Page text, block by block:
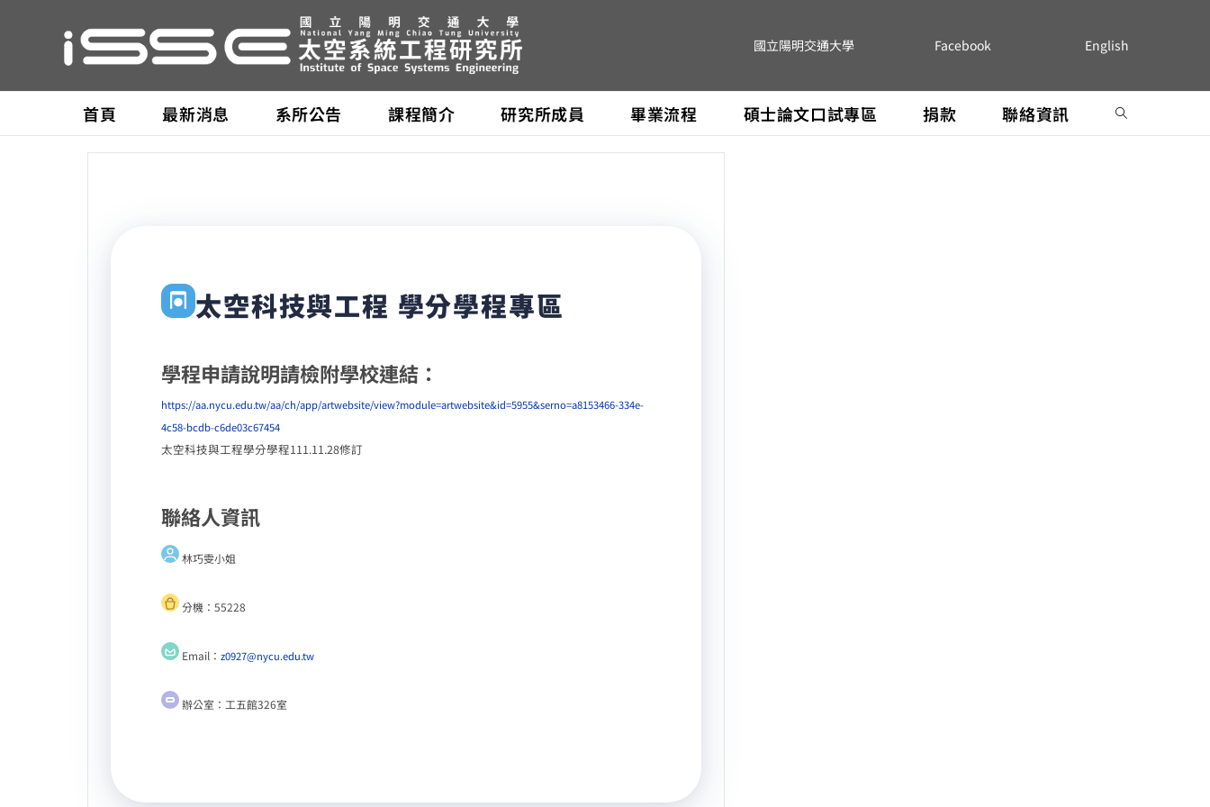
國立陽明交通大學 Facebook English
首頁 最新消息 系所公告 課程簡介 研究所成員 畢業流程 碩士論文口試專區 捐款 聯絡資訊
太空科技與工程 學分學程專區
學程申請說明請檢附學校連結：
https://aa.nycu.edu.tw/aa/ch/app/artwebsite/view?module=artwebsite&id=5955&serno=a8153466-334e-
4c58-bcdb-c6de03c67454
太空科技與工程學分學程111.11.28修訂
聯絡人資訊
林巧雯小姐
分機：55228
Email：z0927@nycu.edu.tw
辦公室：工五館326室